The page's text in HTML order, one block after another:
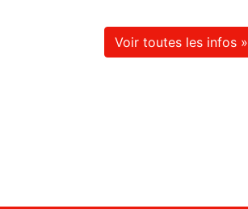
Voir toutes les infos »